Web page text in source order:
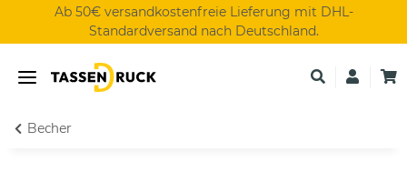
Ab 50€ versandkostenfreie Lieferung mit DHL-
Standardversand nach Deutschland.
Becher